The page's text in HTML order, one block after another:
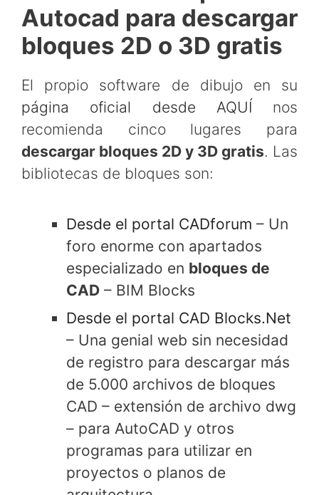
Autocad para descargar
bloques 2D o 3D gratis
El propio software de dibujo en su
página oficial desde AQUÍ nos
recomienda cinco lugares para
descargar bloques 2D y 3D gratis. Las
bibliotecas de bloques son:
Desde el portal CADforum – Un
foro enorme con apartados
especializado en bloques de
CAD – BIM Blocks
Desde el portal CAD Blocks.Net
– Una genial web sin necesidad
de registro para descargar más
de 5.000 archivos de bloques
CAD – extensión de archivo dwg
– para AutoCAD y otros
programas para utilizar en
proyectos o planos de